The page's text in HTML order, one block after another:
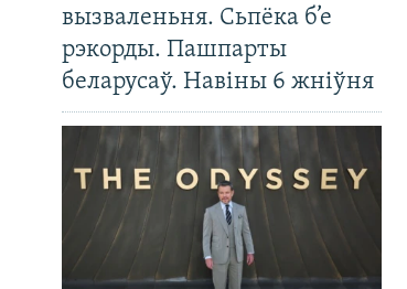
вызваленьня. Сьпёка б’е
рэкорды. Пашпарты
беларусаў. Навіны 6 жніўня